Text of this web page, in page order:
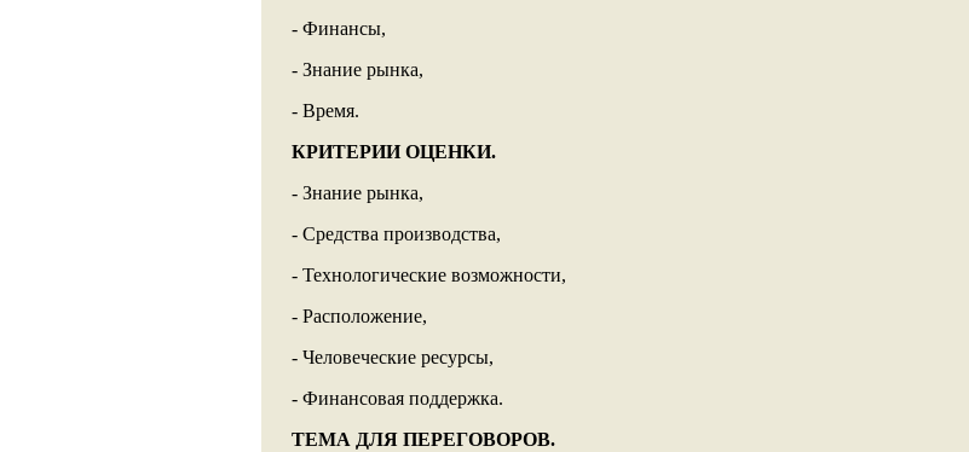
- Финансы,
- Знание рынка,
- Время.
КРИТЕРИИ ОЦЕНКИ.
- Знание рынка,
- Средства производства,
- Технологические возможности,
- Расположение,
- Человеческие ресурсы,
- Финансовая поддержка.
ТЕМА ДЛЯ ПЕРЕГОВОРОВ.